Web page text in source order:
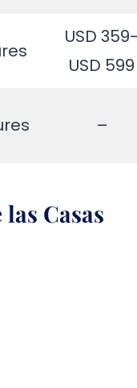
USD
USD 599
–
Casas